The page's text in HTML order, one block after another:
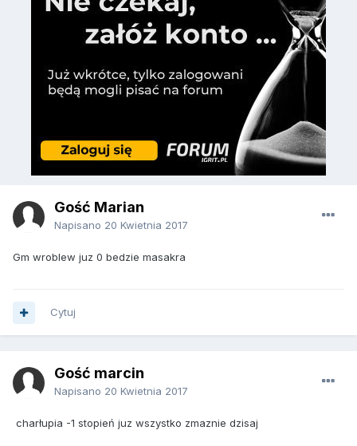
Gość Marian
Napisano 20 Kwietnia 2017
Gm wroblew juz 0 bedzie masakra
Cytuj
Gość marcin
Napisano 20 Kwietnia 2017
charłupia -1 stopień juz wszystko zmaznie dzisaj